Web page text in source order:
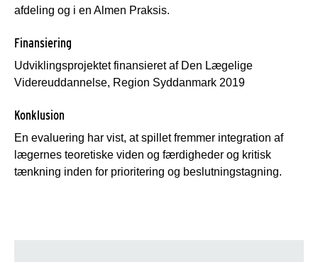
afdeling og i en Almen Praksis.
Finansiering
Udviklingsprojektet finansieret af Den Lægelige
Videreuddannelse, Region Syddanmark 2019
Konklusion
En evaluering har vist, at spillet fremmer integration af
lægernes teoretiske viden og færdigheder og kritisk
tænkning inden for prioritering og beslutningstagning.